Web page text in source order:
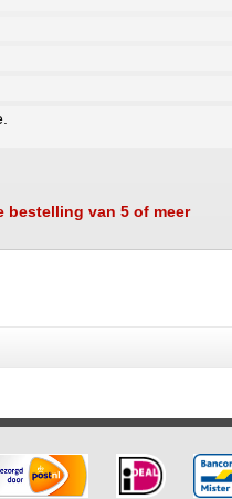
van 5 of meer